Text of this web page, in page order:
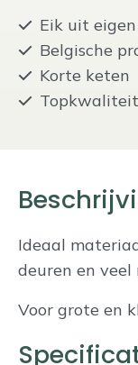
Eik uit
Belgische
Korte keten
Topkwaliteit
Ideaal
deuren en veel
Voor grote en